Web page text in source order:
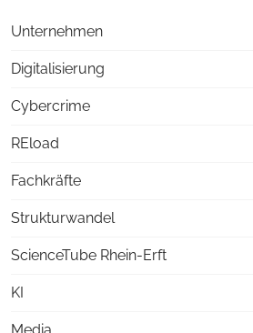
Unternehmen
Digitalisierung
Cybercrime
REload
Fachkräfte
Strukturwandel
ScienceTube Rhein-Erft
KI